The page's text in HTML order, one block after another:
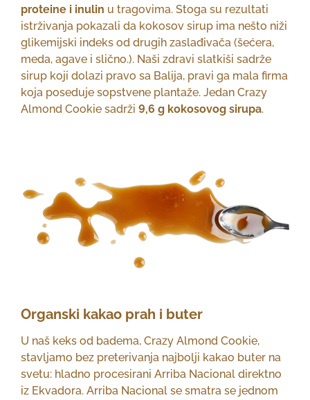
proteine i inulin u tragovima. Stoga su rezultati
istrživanja pokazali da kokosov sirup ima nešto niži
glikemijski indeks od drugih zaslađivača (šećera,
meda, agave i slično.). Naši zdravi slatkiši sadrže
sirup koji dolazi pravo sa Balija, pravi ga mala firma
koja poseduje sopstvene plantaže. Jedan Crazy
Almond Cookie sadrži 9,6 g kokosovog sirupa.
Organski kakao prah i buter
U naš keks od badema, Crazy Almond Cookie,
stavljamo bez preterivanja najbolji kakao buter na
svetu: hladno procesirani Arriba Nacional direktno
iz Ekvadora. Arriba Nacional se smatra se jednom